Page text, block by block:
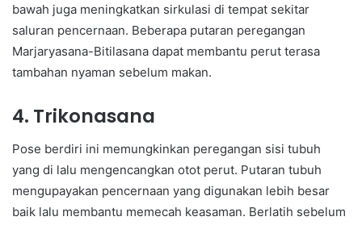
bawah juga meningkatkan sirkulasi di tempat sekitar
saluran pencernaan. Beberapa putaran peregangan
Marjaryasana-Bitilasana dapat membantu perut terasa
tambahan nyaman sebelum makan.
4. Trikonasana
Pose berdiri ini memungkinkan peregangan sisi tubuh
yang di lalu mengencangkan otot perut. Putaran tubuh
mengupayakan pencernaan yang digunakan lebih besar
baik lalu membantu memecah keasaman. Berlatih sebelum